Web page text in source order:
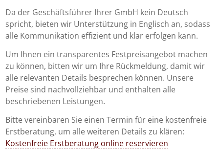
Da der Geschäftsführer Ihrer GmbH kein Deutsch
spricht, bieten wir Unterstützung in Englisch an, sodass
alle Kommunikation effizient und klar erfolgen kann.
Um Ihnen ein transparentes Festpreisangebot machen
zu können, bitten wir um Ihre Rückmeldung, damit wir
alle relevanten Details besprechen können. Unsere
Preise sind nachvollziehbar und enthalten alle
beschriebenen Leistungen.
Bitte vereinbaren Sie einen Termin für eine kostenfreie
Erstberatung, um alle weiteren Details zu klären:
Kostenfreie Erstberatung online reservieren